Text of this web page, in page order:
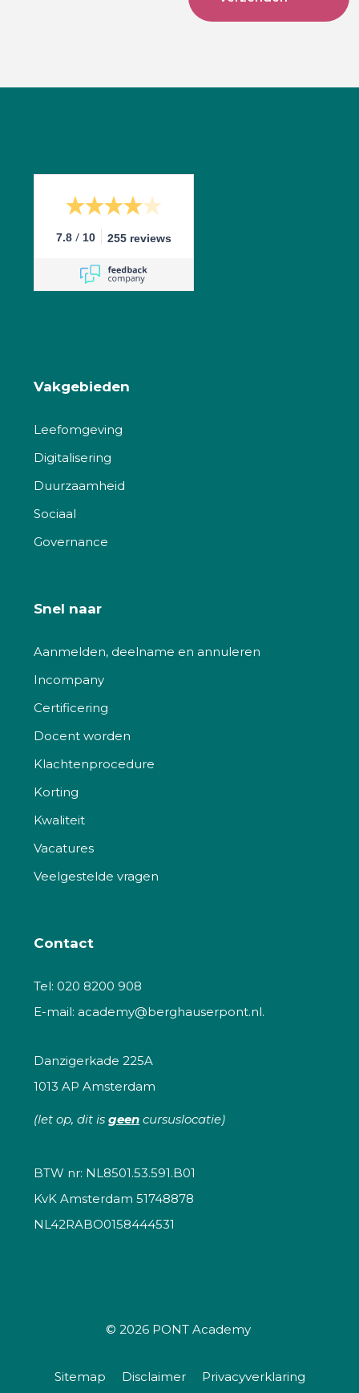
7.8 / 10 255 reviews
Vakgebieden
Leefomgeving
Digitalisering
Duurzaamheid
Sociaal
Governance
Snel naar
Aanmelden, deelname en annuleren
Incompany
Certificering
Docent worden
Klachtenprocedure
Korting
Kwaliteit
Vacatures
Veelgestelde vragen
Contact
Tel: 020 8200 908
E-mail: academy@berghauserpont.nl.
Danzigerkade 225A
1013 AP Amsterdam
(let op, dit is geen cursuslocatie)
BTW nr: NL8501.53.591.B01
KvK Amsterdam 51748878
NL42RABO0158444531
© 2026 PONT Academy
Sitemap Disclaimer Privacyverklaring